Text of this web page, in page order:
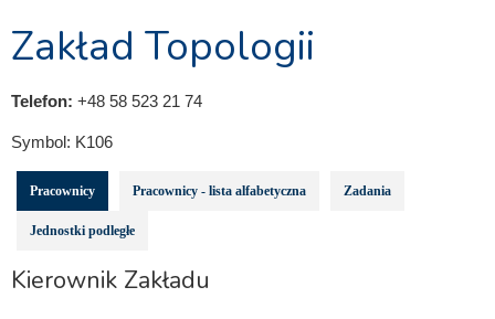
Zakład Topologii
Telefon: +48 58 523 21 74
Symbol: K106
Pracownicy Pracownicy - lista alfabetyczna Zadania
Jednostki podległe
Kierownik Zakładu